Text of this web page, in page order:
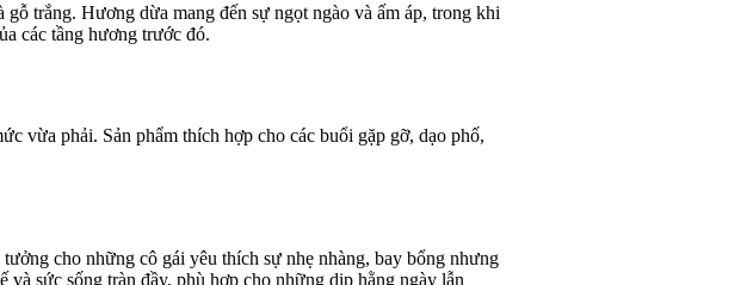
trắng. Hương dừa mang đến sự ngọt ngào và ấm áp, trong khi
các tầng hương trước đó.
vừa phải. Sản phẩm thích hợp cho các buổi gặp gỡ, dạo phố,
cho những cô gái yêu thích sự nhẹ nhàng, bay bổng nhưng
sức sống tràn đầy, phù hợp cho những dịp hằng ngày lẫn